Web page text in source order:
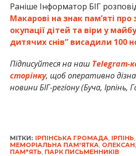
Раніше Інформатор БІГ
Макарові на знак пам’яті про
окупації дітей та віри у
дитячих снів” висадили 100
Підписуйтеся на наш Telegram-
сторінку, щоб оперативно
новини БІГ-регіону (Буча, Ірпінь,
МІТКИ: ІРПІНСЬКА ГРОМАДА ІРПІНЬ
МЕМОРІАЛЬНА ПАМ'ЯТКА
ПАМ"ЯТЬ ПАРК ПИСЬМЕННИКІВ